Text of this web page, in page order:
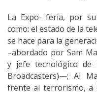
La Expo- feria, por
como: el estado de la
se hace para la
–abordado por Sam
y jefe tecnológico de
Broadcasters)—; Al
frente al terrorismo, a